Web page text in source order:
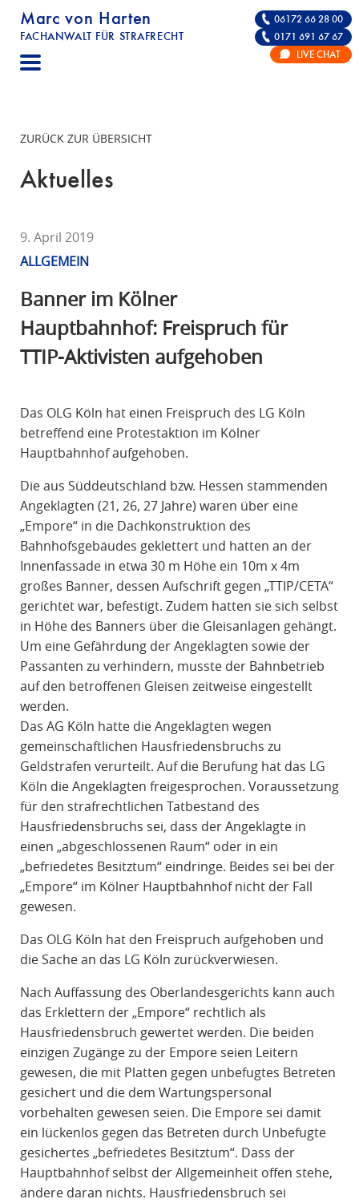
Marc von Harten
FACHANWALT FÜR STRAFRECHT
STRAFRECHT | RECHTSANWALT FÜR DIE
06172 66 28 00
0171 691 67 67
LIVE CHAT
ZURÜCK ZUR ÜBERSICHT
Aktuelles
9. April 2019
ALLGEMEIN
Banner im Kölner
Hauptbahnhof: Freispruch für
TTIP-Aktivisten aufgehoben
Das OLG Köln hat einen Freispruch des LG Köln
betreffend eine Protestaktion im Kölner
Hauptbahnhof aufgehoben.
Die aus Süddeutschland bzw. Hessen stammenden
Angeklagten (21, 26, 27 Jahre) waren über eine
„Empore“ in die Dachkonstruktion des
Bahnhofsgebäudes geklettert und hatten an der
Innenfassade in etwa 30 m Höhe ein 10m x 4m
großes Banner, dessen Aufschrift gegen „TTIP/CETA“
gerichtet war, befestigt. Zudem hatten sie sich selbst
in Höhe des Banners über die Gleisanlagen gehängt.
Um eine Gefährdung der Angeklagten sowie der
Passanten zu verhindern, musste der Bahnbetrieb
auf den betroffenen Gleisen zeitweise eingestellt
werden.
Das AG Köln hatte die Angeklagten wegen
gemeinschaftlichen Hausfriedensbruchs zu
Geldstrafen verurteilt. Auf die Berufung hat das LG
Köln die Angeklagten freigesprochen. Voraussetzung
für den strafrechtlichen Tatbestand des
Hausfriedensbruchs sei, dass der Angeklagte in
einen „abgeschlossenen Raum“ oder in ein
„befriedetes Besitztum“ eindringe. Beides sei bei der
„Empore“ im Kölner Hauptbahnhof nicht der Fall
gewesen.
Das OLG Köln hat den Freispruch aufgehoben und
die Sache an das LG Köln zurückverwiesen.
Nach Auffassung des Oberlandesgerichts kann auch
das Erklettern der „Empore“ rechtlich als
Hausfriedensbruch gewertet werden. Die beiden
einzigen Zugänge zu der Empore seien Leitern
gewesen, die mit Platten gegen unbefugtes Betreten
gesichert und die dem Wartungspersonal
vorbehalten gewesen seien. Die Empore sei damit
ein lückenlos gegen das Betreten durch Unbefugte
gesichertes „befriedetes Besitztum“. Dass der
Hauptbahnhof selbst der Allgemeinheit offen stehe,
ändere daran nichts. Hausfriedensbruch sei